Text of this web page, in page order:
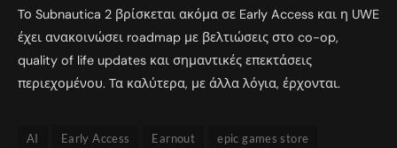
Το Subnautica 2 βρίσκεται ακόμα σε Early Access και η UWE
έχει ανακοινώσει roadmap με βελτιώσεις στο co-op,
quality of life updates και σημαντικές επεκτάσεις
περιεχομένου. Τα καλύτερα, με άλλα λόγια, έρχονται.
AI Early Access Earnout
epic games store